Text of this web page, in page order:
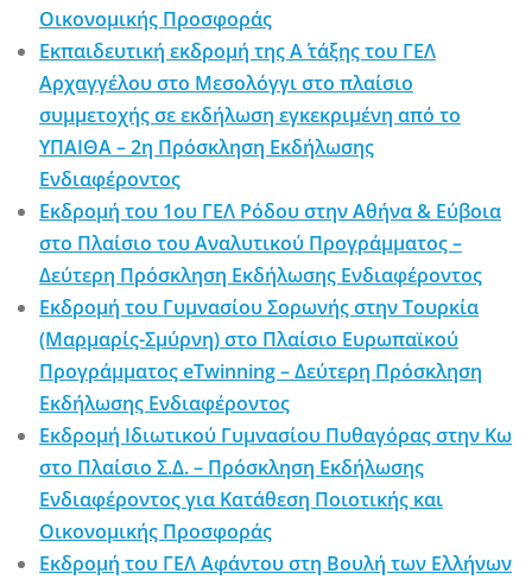
Οικονομικής Προσφοράς
Εκπαιδευτική εκδρομή της Α΄ τάξης του ΓΕΛ
Αρχαγγέλου στο Μεσολόγγι στο πλαίσιο
συμμετοχής σε εκδήλωση εγκεκριμένη από το
ΥΠΑΙΘΑ – 2η Πρόσκληση Εκδήλωσης
Ενδιαφέροντος
Εκδρομή του 1ου ΓΕΛ Ρόδου στην Αθήνα & Εύβοια
στο Πλαίσιο του Αναλυτικού Προγράμματος –
Δεύτερη Πρόσκληση Εκδήλωσης Ενδιαφέροντος
Εκδρομή του Γυμνασίου Σορωνής στην Τουρκία
(Μαρμαρίς-Σμύρνη) στο Πλαίσιο Ευρωπαϊκού
Προγράμματος eTwinning – Δεύτερη Πρόσκληση
Εκδήλωσης Ενδιαφέροντος
Εκδρομή Ιδιωτικού Γυμνασίου Πυθαγόρας στην Κω
στο Πλαίσιο Σ.Δ. – Πρόσκληση Εκδήλωσης
Ενδιαφέροντος για Κατάθεση Ποιοτικής και
Οικονομικής Προσφοράς
Εκδρομή του ΓΕΛ Αφάντου στη Βουλή των Ελλήνων